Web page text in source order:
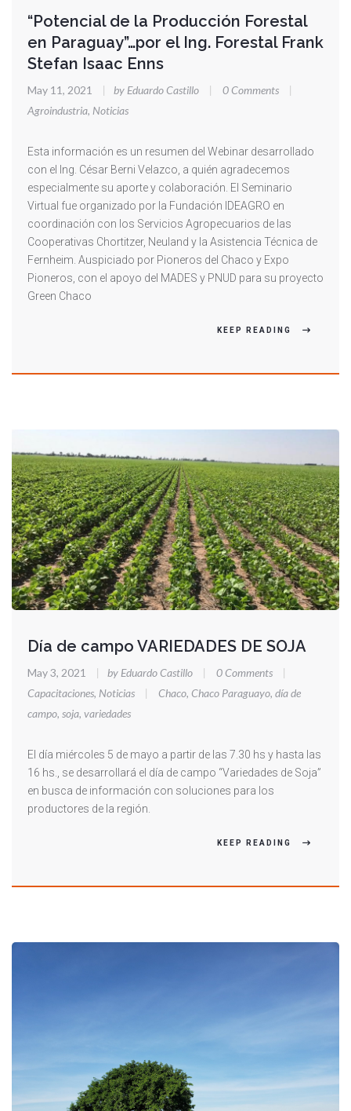
“Potencial de la Producción Forestal
en Paraguay”…por el Ing. Forestal Frank
Stefan Isaac Enns
May 11, 2021 | by Eduardo Castillo | 0 Comments
|
Agroindustria, Noticias
Esta información es un resumen del Webinar desarrollado
con el Ing. César Berni Velazco, a quién agradecemos
especialmente su aporte y colaboración. El Seminario
Virtual fue organizado por la Fundación IDEAGRO en
coordinación con los Servicios Agropecuarios de las
Cooperativas Chortitzer, Neuland y la Asistencia Técnica de
Fernheim. Auspiciado por Pioneros del Chaco y Expo
Pioneros, con el apoyo del MADES y PNUD para su proyecto
Green Chaco
KEEP READING
Día de campo VARIEDADES DE SOJA
May 3, 2021 | by Eduardo Castillo | 0 Comments
|
Capacitaciones, Noticias | Chaco, Chaco Paraguayo, día de
campo, soja, variedades
El día miércoles 5 de mayo a partir de las 7.30 hs y hasta las
16 hs., se desarrollará el día de campo “Variedades de Soja”
en busca de información con soluciones para los
productores de la región.
KEEP READING